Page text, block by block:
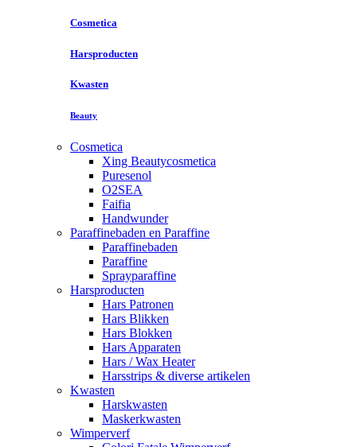
Cosmetica
Harsproducten
Kwasten
Beauty
Cosmetica
Xing Beautycosmetica
Puresenol
O2SEA
Faifia
Handwunder
Paraffinebaden en Paraffine
Paraffinebaden
Paraffine
Sprayparaffine
Harsproducten
Hars Patronen
Hars Blikken
Hars Blokken
Hars Apparaten
Hars / Wax Heater
Harsstrips & diverse artikelen
Kwasten
Harskwasten
Maskerkwasten
Wimperverf